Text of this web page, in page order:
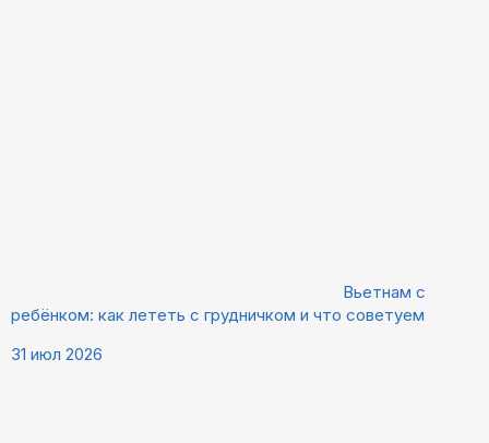
Вьетнам с
ребёнком: как лететь с грудничком и что советуем
31 июл 2026